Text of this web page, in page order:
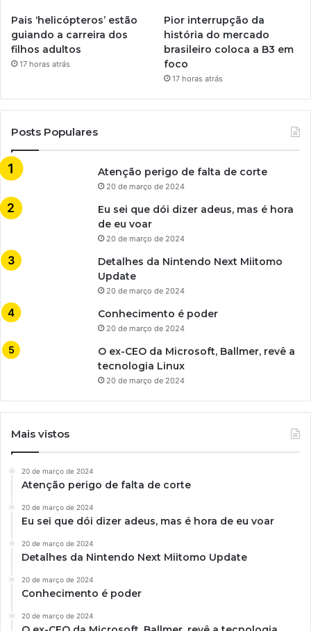
Pais ‘helicópteros’ estão
guiando a carreira dos
filhos adultos
17 horas atrás
Pior interrupção da
história do mercado
brasileiro coloca a B3 em
foco
17 horas atrás
Posts Populares
Atenção perigo de falta de corte
20 de março de 2024
Eu sei que dói dizer adeus, mas é hora
de eu voar
20 de março de 2024
Detalhes da Nintendo Next Miitomo
Update
20 de março de 2024
Conhecimento é poder
20 de março de 2024
O ex-CEO da Microsoft, Ballmer, revê a
tecnologia Linux
20 de março de 2024
Mais vistos
20 de março de 2024
Atenção perigo de falta de corte
20 de março de 2024
Eu sei que dói dizer adeus, mas é hora de eu voar
20 de março de 2024
Detalhes da Nintendo Next Miitomo Update
20 de março de 2024
Conhecimento é poder
20 de março de 2024